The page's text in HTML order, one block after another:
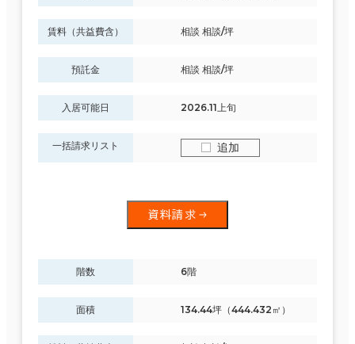
賃料（共益費含） 相談 相談/坪
預託金 相談 相談/坪
入居可能日 2026.11上旬
一括請求リスト 追加
資料請求
階数 6階
面積 134.44坪（444.432㎡）